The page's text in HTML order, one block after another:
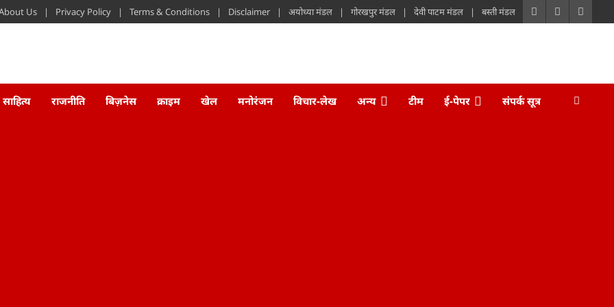
Us Privacy Policy Terms & Conditions Disclaimer अयोध्या मंडल गोरखपुर मंडल देवी पाटम मंडल बस्ती मंडल
साहित्य राजनीति बिज़नेस क्राइम खेल मनोरंजन विचार-लेख अन्य टीम ई-पेपर संपर्क सूत्र